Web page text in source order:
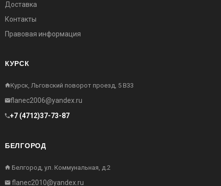
Доставка
Контакты
Правовая информация
КУРСК
Курск, Льговский поворот проезд, 5 В33
flanec2006@yandex.ru
+7 (4712)37-73-87
БЕЛГОРОД
Белгород, ул. Коммунальная, д.2
flanec2010@yandex.ru